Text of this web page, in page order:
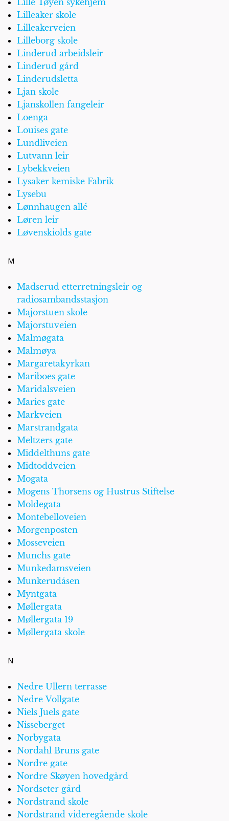
Lilleaker skole
Lilleakerveien
Lilleborg skole
Linderud arbeidsleir
Linderud gård
Linderudsletta
Ljan skole
Ljanskollen fangeleir
Loenga
Louises gate
Lundliveien
Lutvann leir
Lybekkveien
Lysaker kemiske Fabrik
Lysebu
Lønnhaugen allé
Løren leir
Løvenskiolds gate
M
Madserud etterretningsleir og
radiosambandsstasjon
Majorstuen skole
Majorstuveien
Malmøgata
Malmøya
Margaretakyrkan
Mariboes gate
Maridalsveien
Maries gate
Markveien
Marstrandgata
Meltzers gate
Middelthuns gate
Midtoddveien
Mogata
Mogens Thorsens og Hustrus Stiftelse
Moldegata
Montebelloveien
Morgenposten
Mosseveien
Munchs gate
Munkedamsveien
Munkerudåsen
Myntgata
Møllergata
Møllergata 19
Møllergata skole
N
Nedre Ullern terrasse
Nedre Vollgate
Niels Juels gate
Nisseberget
Norbygata
Nordahl Bruns gate
Nordre gate
Nordre Skøyen hovedgård
Nordseter gård
Nordstrand skole
Nordstrand videregående skole